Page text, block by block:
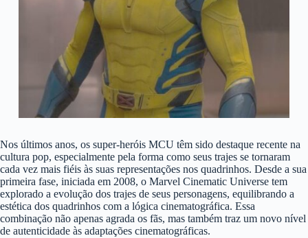
Nos últimos anos, os super-heróis MCU têm sido destaque recente na
cultura pop, especialmente pela forma como seus trajes se tornaram
cada vez mais fiéis às suas representações nos quadrinhos. Desde a sua
primeira fase, iniciada em 2008, o Marvel Cinematic Universe tem
explorado a evolução dos trajes de seus personagens, equilibrando a
estética dos quadrinhos com a lógica cinematográfica. Essa
combinação não apenas agrada os fãs, mas também traz um novo nível
de autenticidade às adaptações cinematográficas.